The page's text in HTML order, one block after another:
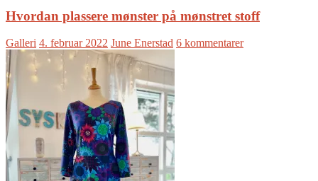
Hvordan plassere mønster på mønstret stoff
Galleri 4. februar 2022 June Enerstad 6 kommentarer